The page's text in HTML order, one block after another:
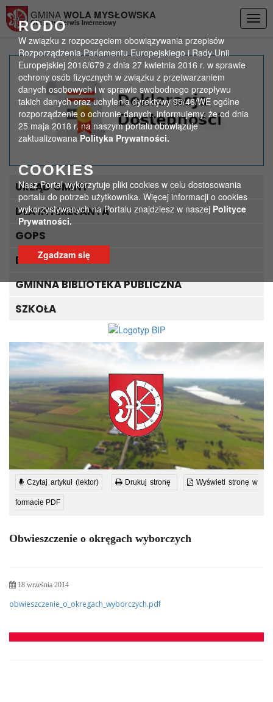
RODO
W związku z rozpoczęciem obowiązywania przepisów
Rozporządzenia Parlamentu Europejskiego i Rady Unii
Europejskiej 2016/679 z dnia 27 kwietnia 2016 r. w sprawie
ochrony osób fizycznych w związku z przetwarzaniem
danych osobowych i w sprawie swobodnego przepływu
takich danych oraz uchylenia dyrektywy 95/46/WE ogólne
rozporządzenie o ochronie danych, informujemy, że od dnia
25 maja 2018 r. na naszym portalu obowiązuje
zaktualizowanaPolityka Prywatności.
COOKIES
Nasz Portal wykorzytuje pliki cookies w celu dostosowania
portalu do potrzeb użytkownika. Więcej informacji o cookies
wykorzystywanych na Portalu znajdziesz w naszej Polityce
Prywatności.
Zgadzam się
GMINA WOLA MYSŁOWSKA
Oficjalny Serwis Internetowy
Obwieszczenie o
okręgach wyborczych
Strona główna > Wybory samorządowe 2014 >
Obwieszczenie o okręgach wyborczych
URZĄD GMINY
DLA INTERESANTA
GOPS
DLA TURYSTY
GMINNA BIBLIOTEKA PUBLICZNA
SZKOŁA
Czytaj artykuł (lektor) Drukuj stronę Wyświetl stronę w
formacie PDF
Obwieszczenie o okręgach wyborczych
18 września 2014
obwieszczenie_o_okregach_wyborczych.pdf